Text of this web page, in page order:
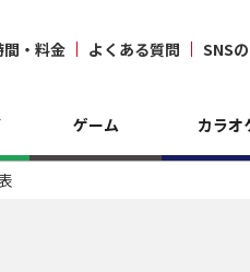
間・料金 よくある質問 SNS
ゲーム カラオ